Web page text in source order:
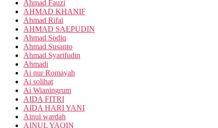
Ahmad Fauzi
AHMAD KHANIF
Ahmad Rifai
AHMAD SAEPUDIN
Ahmad Sodiq
Ahmad Susanto
Ahmad Syarifudin
Ahmadi
Ai nur Romayah
Ai solihat
Ai Wianingrum
AIDA FITRI
AIDA HARI YANI
Ainul wardah
AINUL YAQIN